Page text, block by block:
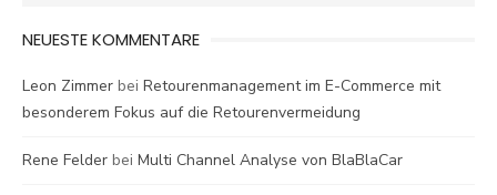
NEUESTE KOMMENTARE
Leon Zimmer bei Retourenmanagement im E-Commerce mit
besonderem Fokus auf die Retourenvermeidung
Rene Felder bei Multi Channel Analyse von BlaBlaCar